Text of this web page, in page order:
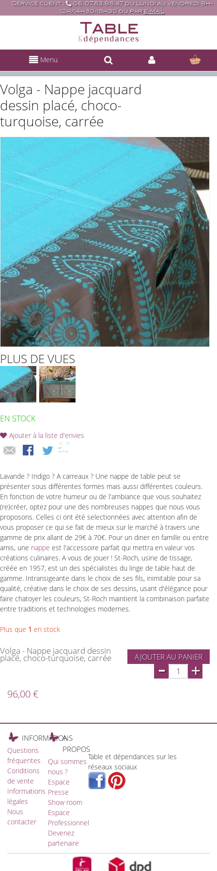
Service client :
06.07.83.98.47 du Lundi au vendredi 9h-
12h/14h30-18h30 ou par e-mail
Menu
Volga - Nappe jacquard
dessin placé, choco-
turquoise, carrée
PLUS DE VUES
EN STOCK
Ajouter à la liste d'envies
Lavande ? Indigo ? A carreaux ? Une nappe de table peut se
présenter sous différentes formes mais aussi différentes couleurs.
En fonction de votre humeur ou de l'ambiance que vous souhaitez
(re)créer, optez pour une des nombreuses nappes que nous vous
proposons. Celles ci ont été selectionnées avec attention afin de
vous proposer ce qui se fait de mieux sur le marché à travers une
gamme de prix allant de 29€ à 70€. Pour un diner en famille ou entre
amis, une nappe est l'accessoire parfait qui mettra en valeur vos
créations culinaires. A vous de jouer ! St-Roch, usine de tissage,
créée en 1957, est un des spécialistes du linge de table haut de
gamme. Intransigeante dans le choix de ses fils, inimitable pour sa
qualité, créative dans le choix de ses dessins, usant d'élégance pour
faire chatoyer les couleurs, St-Roch maintient la combinaison parfaite
entre traditions et technologies modernes.
Plus que 1 en stock
Volga - Nappe jacquard dessin
placé, choco-turquoise, carrée AJOUTER AU PANIER
- +
96,00 €
INFORMATIONS
Questions
fréquentes
Conditions
de vente
Informations
légales
Nous
contacter
A
PROPOS
Qui sommes
nous ?
Espace
Presse
Show room
Espace
Professionnel
Devenez
partenaire
Table et dépendances sur les
réseaux sociaux